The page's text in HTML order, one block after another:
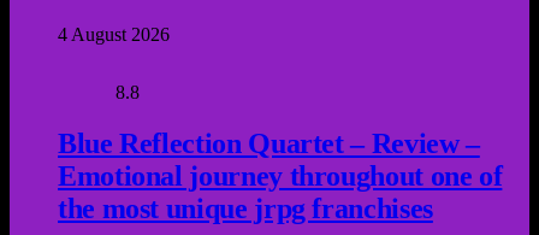
4 August 2026
8.8
Blue Reflection Quartet – Review –
Emotional journey throughout one of
the most unique jrpg franchises